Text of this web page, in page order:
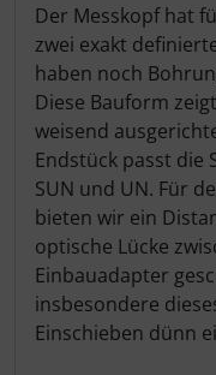
Der Messkopf hat
zwei exakt
haben noch
Diese Bauform
weisend
Endstück passt die
SUN und UN. Für
bieten wir ein
optische Lücke
Einbauadapter
insbesondere
Einschieben dünn